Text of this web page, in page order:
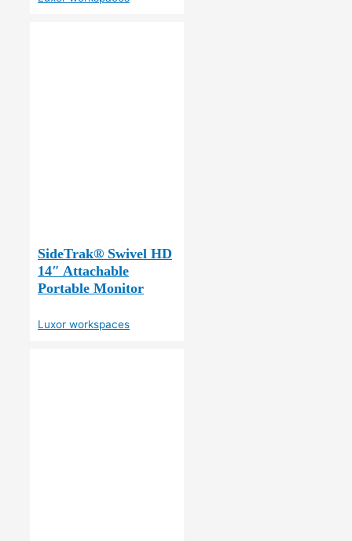
SideTrak® Swivel HD
14″ Attachable
Portable Monitor
Luxor workspaces